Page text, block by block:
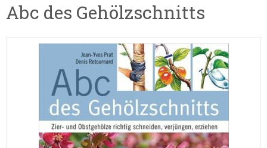
Abc des Gehölzschnitts